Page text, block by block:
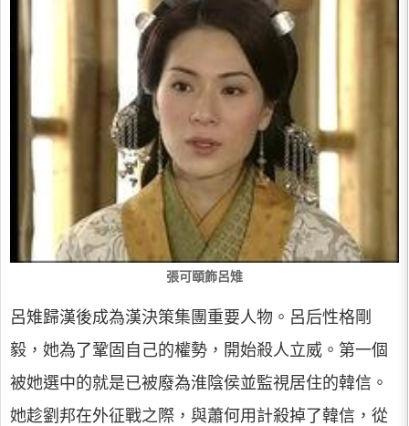
張可頤飾呂雉
呂雉歸漢後成為漢決策集團重要人物。呂后性格剛
毅，她為了鞏固自己的權勢，開始殺人立威。第一個
被她選中的就是已被廢為淮陰侯並監視居住的韓信。
她趁劉邦在外征戰之際，與蕭何用計殺掉了韓信，從